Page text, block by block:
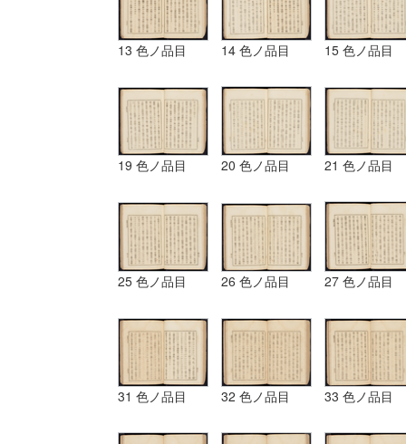
13 色ノ品目 14 色ノ品目 15 色ノ品目
19 色ノ品目 20 色ノ品目 21 色ノ品目
25 色ノ品目 26 色ノ品目 27 色ノ品目
31 色ノ品目 32 色ノ品目 33 色ノ品目